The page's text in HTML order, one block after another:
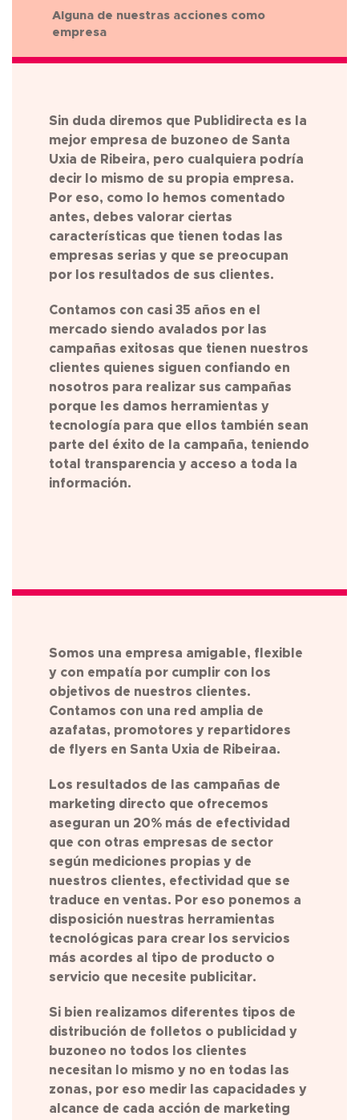
Alguna de nuestras acciones como
empresa
Sin duda diremos que Publidirecta es la
mejor empresa de buzoneo de Santa
Uxia de Ribeira, pero cualquiera podría
decir lo mismo de su propia empresa.
Por eso, como lo hemos comentado
antes, debes valorar ciertas
características que tienen todas las
empresas serias y que se preocupan
por los resultados de sus clientes.
Contamos con casi 35 años en el
mercado siendo avalados por las
campañas exitosas que tienen nuestros
clientes quienes siguen confiando en
nosotros para realizar sus campañas
porque les damos herramientas y
tecnología para que ellos también sean
parte del éxito de la campaña, teniendo
total transparencia y acceso a toda la
información.
Somos una empresa amigable, flexible
y con empatía por cumplir con los
objetivos de nuestros clientes.
Contamos con una red amplia de
azafatas, promotores y repartidores
de flyers en Santa Uxia de Ribeiraa.
Los resultados de las campañas de
marketing directo que ofrecemos
aseguran un 20% más de efectividad
que con otras empresas de sector
según mediciones propias y de
nuestros clientes, efectividad que se
traduce en ventas. Por eso ponemos a
disposición nuestras herramientas
tecnológicas para crear los servicios
más acordes al tipo de producto o
servicio que necesite publicitar.
Si bien realizamos diferentes tipos de
distribución de folletos o publicidad y
buzoneo no todos los clientes
necesitan lo mismo y no en todas las
zonas, por eso medir las capacidades y
alcance de cada acción de marketing